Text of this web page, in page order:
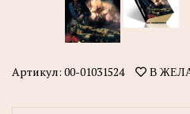
Артикул: 00-01031524 В